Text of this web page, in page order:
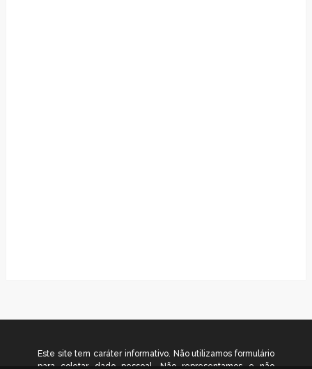
Este site tem caráter informativo. Não utilizamos formulário
para coletar dado pessoal. Não representamos e não